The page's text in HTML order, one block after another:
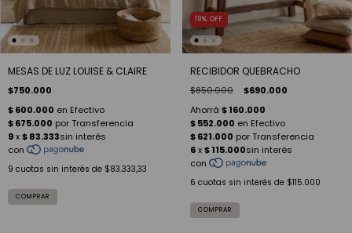
MESAS DE LUZ LOUISE & CLAIRE
$750.000
9 cuotas sin interés de $83.333,33
19% OFF
RECIBIDOR QUEBRACHO
$850.000 $690.000
6 cuotas sin interés de $115.000